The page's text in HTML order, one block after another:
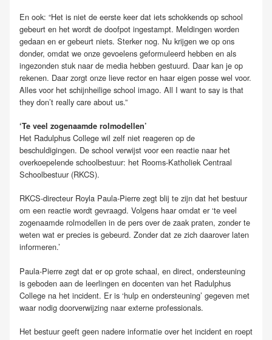
En ook: “Het is niet de eerste keer dat iets schokkends op school
gebeurt en het wordt de doofpot ingestampt. Meldingen worden
gedaan en er gebeurt niets. Sterker nog. Nu krijgen we op ons
donder, omdat we onze gevoelens geformuleerd hebben en als
ingezonden stuk naar de media hebben gestuurd. Daar kan je op
rekenen. Daar zorgt onze lieve rector en haar eigen posse wel voor.
Alles voor het schijnheilige school imago. All I want to say is that
they don’t really care about us.”
‘Te veel zogenaamde rolmodellen’
Het Radulphus College wil zelf niet reageren op de
beschuldigingen. De school verwijst voor een reactie naar het
overkoepelende schoolbestuur: het Rooms-Katholiek Centraal
Schoolbestuur (RKCS).
RKCS-directeur Royla Paula-Pierre zegt blij te zijn dat het bestuur
om een reactie wordt gevraagd. Volgens haar omdat er ‘te veel
zogenaamde rolmodellen in de pers over de zaak praten, zonder te
weten wat er precies is gebeurd. Zonder dat ze zich daarover laten
informeren.’
Paula-Pierre zegt dat er op grote schaal, en direct, ondersteuning
is geboden aan de leerlingen en docenten van het Radulphus
College na het incident. Er is ‘hulp en ondersteuning’ gegeven met
waar nodig doorverwijzing naar externe professionals.
Het bestuur geeft geen nadere informatie over het incident en roept